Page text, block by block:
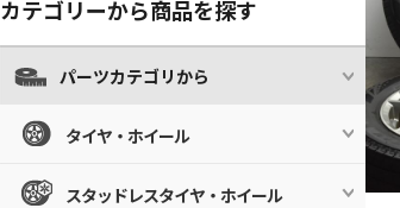
カテゴリーから商品を探す
パーツカテゴリから
タイヤ・ホイール
スタッドレスタイヤ・ホイール